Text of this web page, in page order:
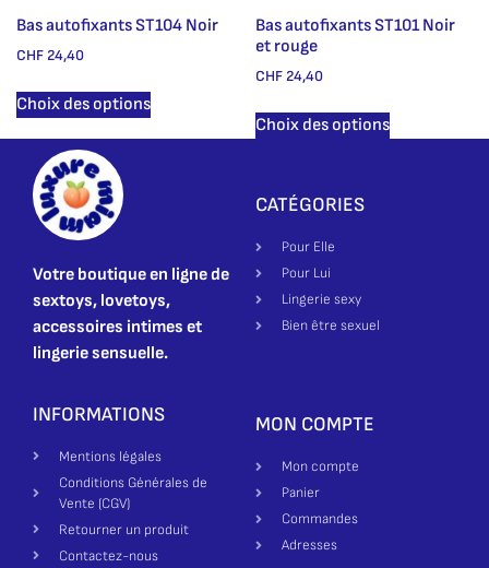
Bas autofixants ST104 Noir
CHF 24,40
Choix des options
Bas autofixants ST101 Noir
et rouge
CHF 24,40
Choix des options
Votre boutique en ligne de
sextoys, lovetoys,
accessoires intimes et
lingerie sensuelle.
CATÉGORIES
Pour Elle
Pour Lui
Lingerie sexy
Bien être sexuel
INFORMATIONS
Mentions légales
Conditions Générales de
Vente (CGV)
Retourner un produit
Contactez-nous
MON COMPTE
Mon compte
Panier
Commandes
Adresses